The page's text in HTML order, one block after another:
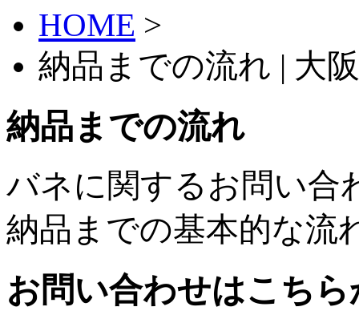
HOME >
納品までの流れ | 大
納品までの流れ
バネに関するお問い合
納品までの基本的な流
お問い合わせはこちら